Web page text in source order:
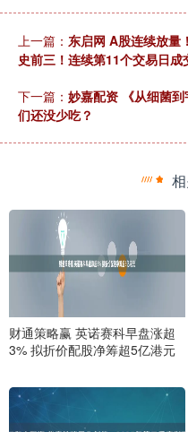
上一篇： 东启网 A股连续放量
史前三！连续第11个交易日
下一篇： 妙嘉配资 《从细菌
们还没少吃？
财通策略赢 英诺赛科早盘涨超
3% 拟折价配股净筹超5亿港元